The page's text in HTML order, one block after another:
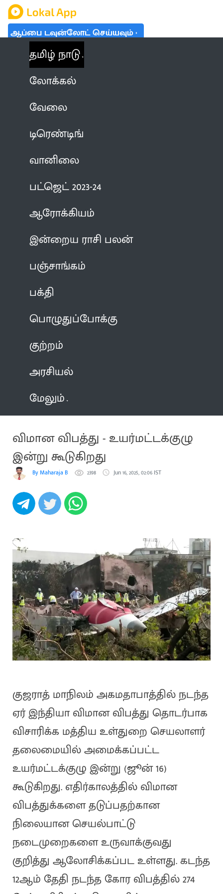
ஆப்பை டவுன்லோட் செய்யவும்
தமிழ் நாடு
லோக்கல்
வேலை
டிரெண்டிங்
வானிலை
பட்ஜெட் 2023-24
ஆரோக்கியம்
இன்றைய ராசி பலன்
பஞ்சாங்கம்
பக்தி
பொழுதுப்போக்கு
குற்றம்
அரசியல்
மேலும்
விமான விபத்து - உயர்மட்டக்குழு
இன்று கூடுகிறது
By Maharaja B 2398 Jun 16, 2025, 02:06 IST
குஜராத் மாநிலம் அகமதாபாத்தில் நடந்த
ஏர் இந்தியா விமான விபத்து தொடர்பாக
விசாரிக்க மத்திய உள்துறை செயலாளர்
தலைமையில் அமைக்கப்பட்ட
உயர்மட்டக்குழு இன்று (ஜூன் 16)
கூடுகிறது. எதிர்காலத்தில் விமான
விபத்துக்களை தடுப்பதற்கான
நிலையான செயல்பாட்டு
நடைமுறைகளை உருவாக்குவது
குறித்து ஆலோசிக்கப்பட உள்ளது. கடந்த
12ஆம் தேதி நடந்த கோர விபத்தில் 274